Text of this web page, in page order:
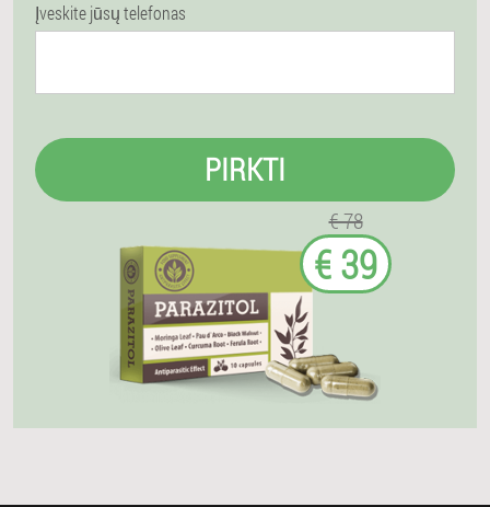
Įveskite jūsų telefonas
PIRKTI
€ 78
€ 39